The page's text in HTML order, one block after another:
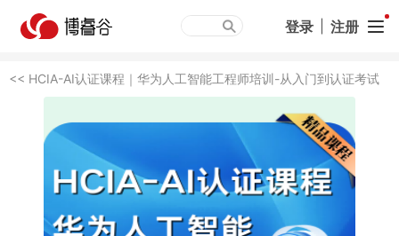
登录 注册
<< HCIA-AI认证课程｜华为人工智能工程师培训-从入门到认证考试